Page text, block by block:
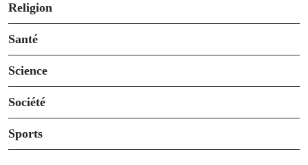
Religion
Santé
Science
Société
Sports